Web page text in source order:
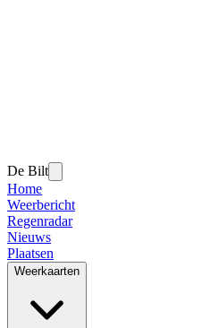
De Bilt
Home
Weerbericht
Regenradar
Nieuws
Plaatsen
Weerkaarten